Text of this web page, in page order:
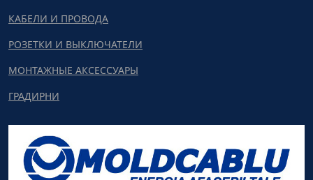
КАБЕЛИ И ПРОВОДА
РОЗЕТКИ И ВЫКЛЮЧАТЕЛИ
МОНТАЖНЫЕ АКСЕССУАРЫ
ГРАДИРНИ